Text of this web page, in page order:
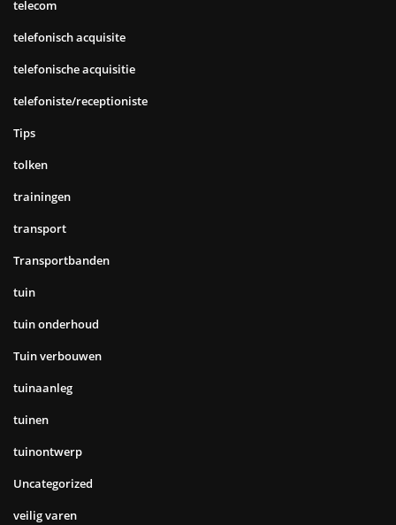
telecom
telefonisch acquisite
telefonische acquisitie
telefoniste/receptioniste
Tips
tolken
trainingen
transport
Transportbanden
tuin
tuin onderhoud
Tuin verbouwen
tuinaanleg
tuinen
tuinontwerp
Uncategorized
veilig varen